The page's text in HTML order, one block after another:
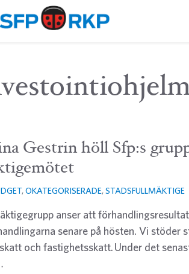
Gestrin höll Sfp:s
,OKATEGORISERADE,STADSFULLMÄKTIGE
anser att
senare på hösten. Vi stöder
och fastighetsskatt. Under det